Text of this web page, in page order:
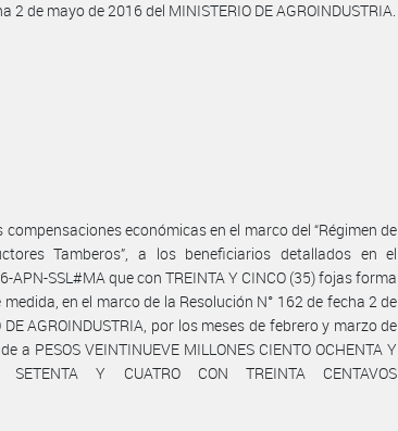
2 de mayo de 2016 del MINISTERIO DE AGROINDUSTRIA.
compensaciones económicas en el marco del “Régimen de
Tamberos”, a los beneficiarios detallados en el
APN-SSL#MA que con TREINTA Y CINCO (35) fojas forma
en el marco de la Resolución N° 162 de fecha 2 de
AGROINDUSTRIA, por los meses de febrero y marzo de
PESOS VEINTINUEVE MILLONES CIENTO OCHENTA Y
SETENTA Y CUATRO CON TREINTA CENTAVOS